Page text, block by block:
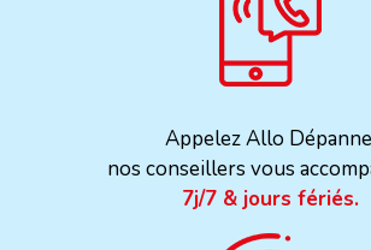
Appelez Allo
nos conseillers vous
7j/7 & jours fériés.